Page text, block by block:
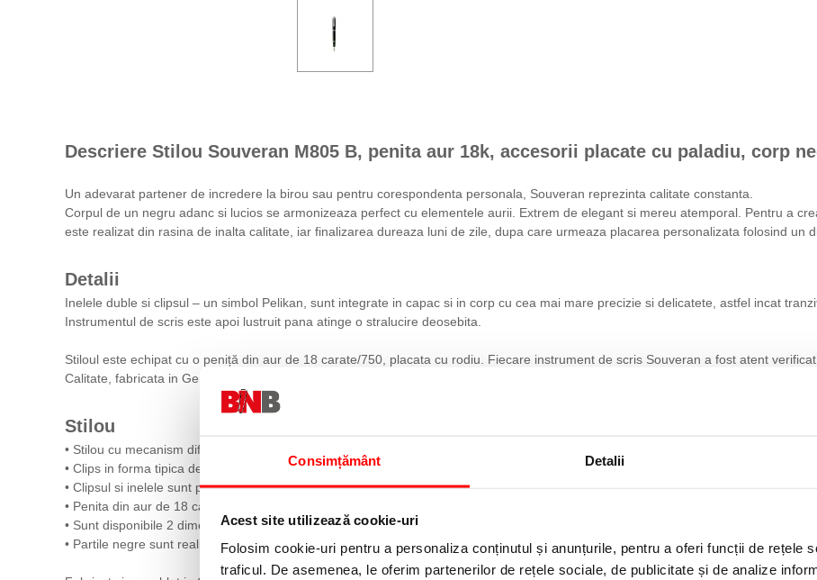
Consimțământ Detalii
Acest site utilizează cookie-uri
Folosim cookie-uri pentru a personaliza conținutul și anunțurile, pentru a oferi funcții de rețele
traficul. De asemenea, le oferim partenerilor de rețele sociale, de publicitate și de analize
Descriere Stilou Souveran M805 B, penita aur 18k, accesorii placate cu paladiu, corp
Un adevarat partener de incredere la birou sau pentru corespondenta personala, Souveran reprezinta calitate constanta.
Corpul de un negru adanc si lucios se armonizeaza perfect cu elementele aurii. Extrem de elegant si mereu atemporal. Pentru a
este realizat din rasina de inalta calitate, iar finalizarea dureaza luni de zile, dupa care urmeaza placarea personalizata folosind un
Detalii
Inelele duble si clipsul – un simbol Pelikan, sunt integrate in capac si in corp cu cea mai mare precizie si delicatete, astfel incat
Instrumentul de scris este apoi lustruit pana atinge o stralucire deosebita.
Stiloul este echipat cu o peniță din aur de 18 carate/750, placata cu rodiu. Fiecare instrument de scris Souveran a fost atent
Calitate, fabricata in Germania.
Stilou
• Stilou cu mecanism diferential cu piston
• Clips in forma tipica de cioc de pelican
• Clipsul si inelele sunt placate cu paladiu
• Penita din aur de 18 carate/750 placata cu rodiu
• Sunt disponibile 2 dimensiuni de peniță: EF si B
• Partile negre sunt realizate din rasina de inalta calitate